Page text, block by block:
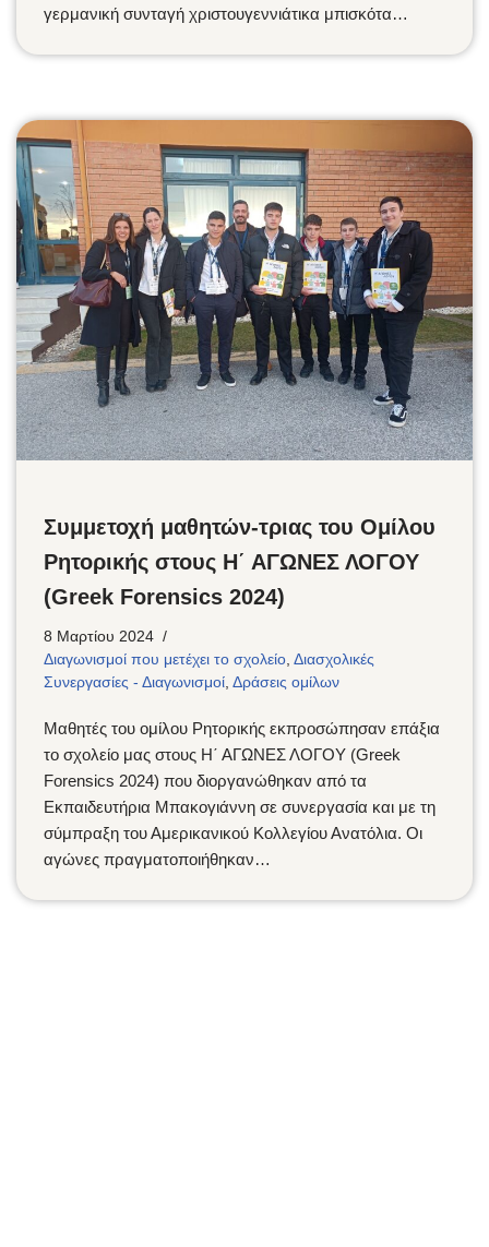
γερμανική συνταγή χριστουγεννιάτικα μπισκότα…
Συμμετοχή μαθητών-τριας του Ομίλου
Ρητορικής στους Η΄ ΑΓΩΝΕΣ ΛΟΓΟΥ
(Greek Forensics 2024)
8 Μαρτίου 2024
Διαγωνισμοί που μετέχει το σχολείο, Διασχολικές
Συνεργασίες - Διαγωνισμοί, Δράσεις ομίλων
Μαθητές του ομίλου Ρητορικής εκπροσώπησαν επάξια
το σχολείο μας στους Η΄ ΑΓΩΝΕΣ ΛΟΓΟΥ (Greek
Forensics 2024) που διοργανώθηκαν από τα
Εκπαιδευτήρια Μπακογιάννη σε συνεργασία και με τη
σύμπραξη του Αμερικανικού Κολλεγίου Ανατόλια. Οι
αγώνες πραγματοποιήθηκαν…